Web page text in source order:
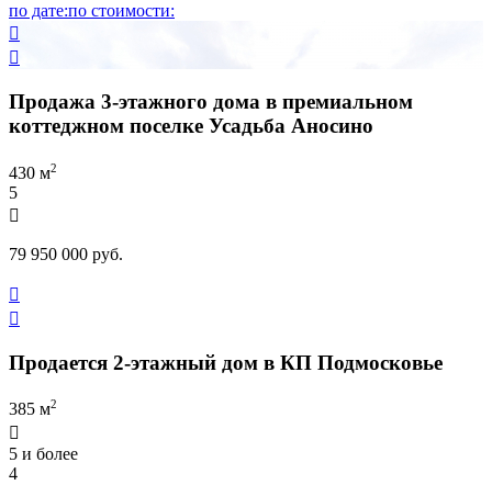
по дате:по стоимости:


Продажа 3-этажного дома в премиальном
коттеджном поселке Усадьба Аносино
430 м2
5

79 950 000 руб.


Продается 2-этажный дом в КП Подмосковье
385 м2

5 и более
4